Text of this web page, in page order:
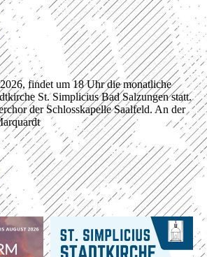
findet um 18 Uhr die monatliche
St. Simplicius Bad Salzungen statt.
der Schlosskapelle Saalfeld. An der